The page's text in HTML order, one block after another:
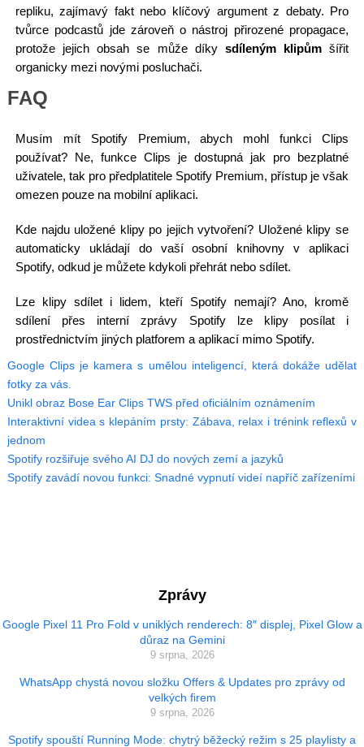
repliku, zajímavý fakt nebo klíčový argument z debaty. Pro
tvůrce podcastů jde zároveň o nástroj přirozené propagace,
protože jejich obsah se může díky sdíleným klipůmšířit
organicky mezi novými posluchači.
FAQ
Musím mít Spotify Premium, abych mohl funkci Clips
používat? Ne, funkce Clips je dostupná jak pro bezplatné
uživatele, tak pro předplatitele Spotify Premium, přístup je však
omezen pouze na mobilní aplikaci.
Kde najdu uložené klipy po jejich vytvoření? Uložené klipy se
automaticky ukládají do vaší osobní knihovny v aplikaci
Spotify, odkud je můžete kdykoli přehrát nebo sdílet.
Lze klipy sdílet i lidem, kteří Spotify nemají? Ano, kromě
sdílení přes interní zprávy Spotify lze klipy posílat i
prostřednictvím jiných platforem a aplikací mimo Spotify.
Google Clips je kamera s umělou inteligencí, která dokáže udělat
fotky za vás.
Unikl obraz Bose Ear Clips TWS před oficiálním oznámením
Interaktivní videa s klepáním prsty: Zábava, relax i trénink reflexů v
jednom
Spotify rozšiřuje svého AI DJ do nových zemí a jazyků
Spotify zavádí novou funkci: Snadné vypnutí videí napříč zařízeními
Zprávy
Google Pixel 11 Pro Fold v uniklých renderech: 8″ displej, Pixel Glow a
důraz na Gemini
9 srpna, 2026
WhatsApp chystá novou složku Offers & Updates pro zprávy od
velkých firem
9 srpna, 2026
Spotify spouští Running Mode: chytrý běžecký režim s 25 playlisty a